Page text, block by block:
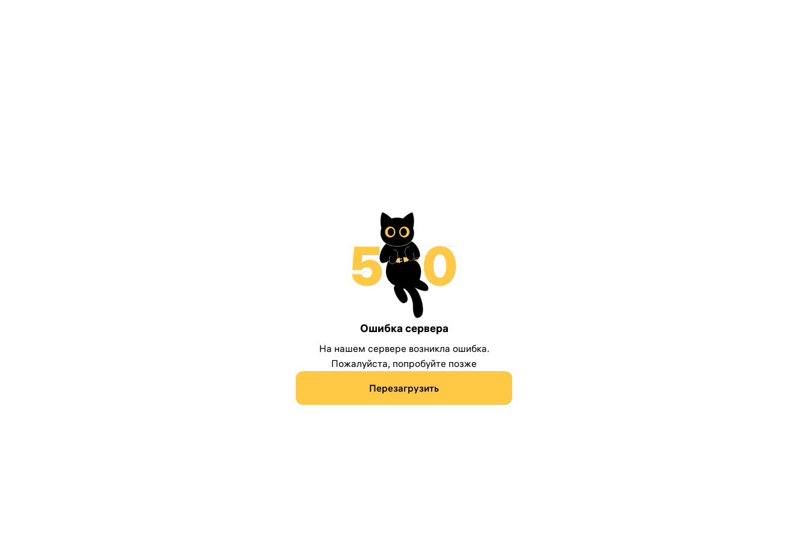
Ошибка сервера
На нашем сервере возникла ошибка.
Пожалуйста, попробуйте позже
Перезагрузить